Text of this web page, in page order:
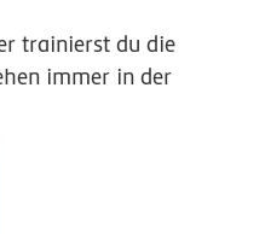
trainierst du die
immer in der